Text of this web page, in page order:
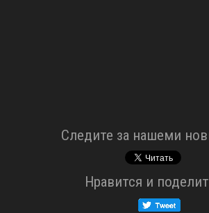
Cледите за нашеми
Нравится и